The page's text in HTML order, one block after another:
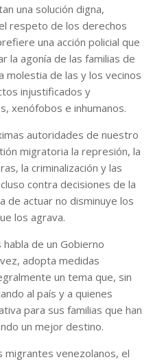
una solución digna,
respeto de los derechos
una acción policial que
la agonía de las familias de
molestia de las y los vecinos
injustificados y
xenófobos e inhumanos.
autoridades de nuestro
migratoria la represión, la
la criminalización y las
contra decisiones de la
de actuar no disminuye los
los agrava.
de un Gobierno
adopta medidas
un tema que, sin
al país y a quienes
para sus familias que han
un mejor destino.
migrantes venezolanos, el